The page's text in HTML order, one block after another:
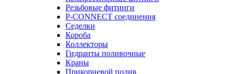
Резьбовые фитинги
P-CONNECT соединения
Седелки
Короба
Коллекторы
Гидранты поливочные
Краны
Прикорневой полив